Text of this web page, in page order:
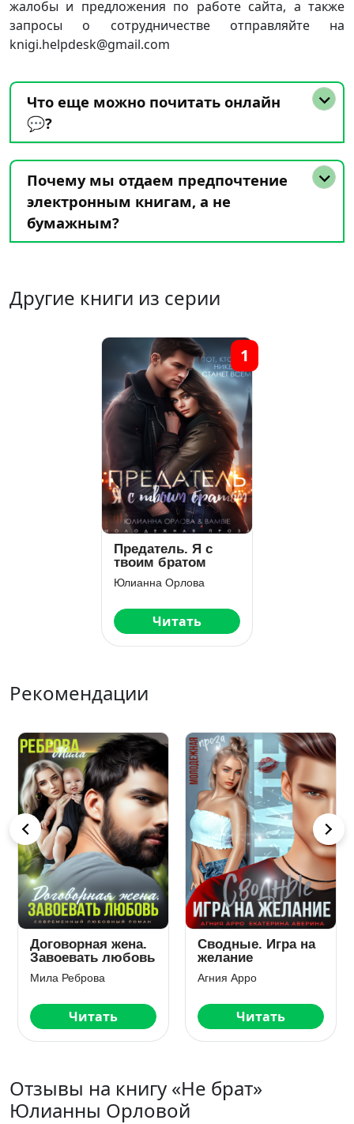
жалобы и предложения по работе сайта, а также
запросы о сотрудничестве отправляйте на
knigi.helpdesk@gmail.com
Что еще можно почитать онлайн
💬?
Почему мы отдаем предпочтение
электронным книгам, а не
бумажным?
Другие книги из серии
Предатель. Я с
твоим братом
Юлианна Орлова
Читать
1
Рекомендации
Договорная жена.
Завоевать любовь
Мила Реброва
Читать
Сводные. Игра на
желание
Агния Арро
Читать
Отзывы на книгу «Не брат»
Юлианны Орловой